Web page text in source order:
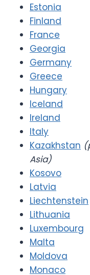
Estonia
Finland
France
Georgia
Germany
Greece
Hungary
Iceland
Ireland
Italy
Kazakhstan
Asia)
Kosovo
Latvia
Liechtenstein
Lithuania
Luxembourg
Malta
Moldova
Monaco